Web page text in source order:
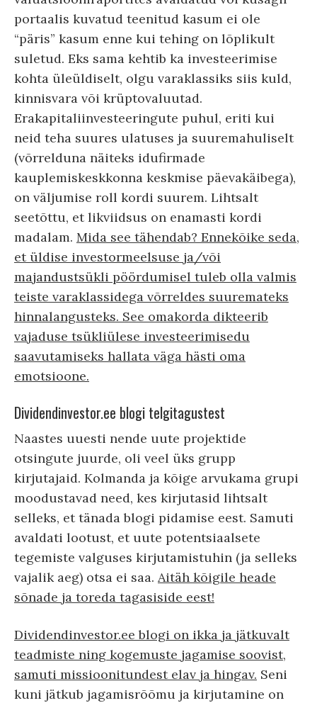
portaalis kuvatud teenitud kasum ei ole
“päris” kasum enne kui tehing on lõplikult
suletud. Eks sama kehtib ka investeerimise
kohta üleüldiselt, olgu varaklassiks siis kuld,
kinnisvara või krüptovaluutad.
Erakapitaliinvesteeringute puhul, eriti kui
neid teha suures ulatuses ja suuremahuliselt
(võrrelduna näiteks idufirmade
kauplemiskeskkonna keskmise päevakäibega),
on väljumise roll kordi suurem. Lihtsalt
seetõttu, et likviidsus on enamasti kordi
madalam. Mida see tähendab? Ennekõike seda,
et üldise investormeelsuse ja/või
majandustsükli pöördumisel tuleb olla valmis
teiste varaklassidega võrreldes suuremateks
hinnalangusteks. See omakorda dikteerib
vajaduse tsükliülese investeerimisedu
saavutamiseks hallata väga hästi oma
emotsioone.
Dividendinvestor.ee blogi telgitagustest
Naastes uuesti nende uute projektide
otsingute juurde, oli veel üks grupp
kirjutajaid. Kolmanda ja kõige arvukama grupi
moodustavad need, kes kirjutasid lihtsalt
selleks, et tänada blogi pidamise eest. Samuti
avaldati lootust, et uute potentsiaalsete
tegemiste valguses kirjutamistuhin (ja selleks
vajalik aeg) otsa ei saa. Aitäh kõigile heade
sõnade ja toreda tagasiside eest!
Dividendinvestor.ee blogi on ikka ja jätkuvalt
teadmiste ning kogemuste jagamise soovist,
samuti missioonitundest elav ja hingav. Seni
kuni jätkub jagamisrõõmu ja kirjutamine on